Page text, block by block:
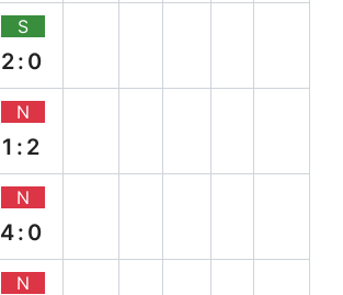
S
2:0
N
1:2
N
4:0
N